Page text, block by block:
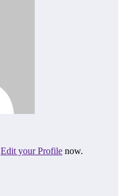
Edit your Profile now.